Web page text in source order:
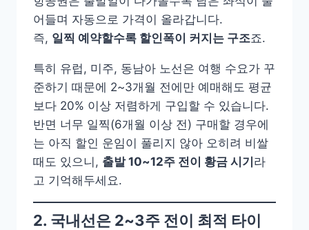
어들며 자동으로 가격이 올라갑니다.
즉, 일찍 예약할수록 할인폭이 커지는 구조죠.
특히 유럽, 미주, 동남아 노선은 여행 수요가 꾸
준하기 때문에 2~3개월 전에만 예매해도 평균
보다 20% 이상 저렴하게 구입할 수 있습니다.
반면 너무 일찍(6개월 이상 전) 구매할 경우에
는 아직 할인 운임이 풀리지 않아 오히려 비쌀
때도 있으니, 출발 10~12주 전이 황금 시기 라
고 기억해두세요.
2. 국내선은 2~3주 전이 최적 타이